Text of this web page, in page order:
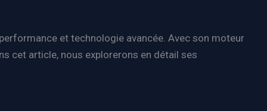
et technologie avancée. Avec son moteur
cet article, nous explorerons en détail ses